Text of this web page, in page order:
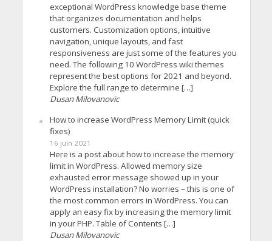
exceptional WordPress knowledge base theme
that organizes documentation and helps
customers. Customization options, intuitive
navigation, unique layouts, and fast
responsiveness are just some of the features you
need. The following 10 WordPress wiki themes
represent the best options for 2021 and beyond.
Explore the full range to determine […]
Dusan Milovanovic
How to increase WordPress Memory Limit (quick
fixes)
16 juin 2021
Here is a post about how to increase the memory
limit in WordPress. Allowed memory size
exhausted error message showed up in your
WordPress installation? No worries – this is one of
the most common errors in WordPress. You can
apply an easy fix by increasing the memory limit
in your PHP. Table of Contents […]
Dusan Milovanovic